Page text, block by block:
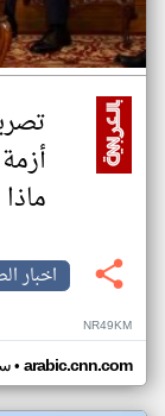
اخبار
NR49KM
• arabic.cnn.com